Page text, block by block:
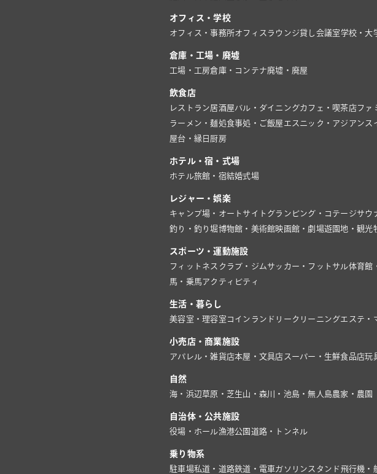
オフィス・学校
オフィス・事務所オフィスラウンジ貸し会議室学校・大
倉庫・工場・廃墟
工場・工房倉庫・コンテナ廃墟・廃屋
飲食店
レストラン居酒屋 バル・ダイニングカフェ・喫茶店ファ
ラーメン・麺処食事処・ご飯屋 エスニック・アジアン ス
屋台・縁日 厨房
ホテル・宿・式場
ホテル旅館・宿結婚式場
レジャー・娯楽
キャンプ場・オートサイト グランピング・コテージサウ
釣り・釣り堀博物館・美術館映画館・劇場遊園地・観光
スポーツ・運動施設
フィットネスクラブ・ジム サッカー・フットサル体育館
馬・乗馬アクティビティ
生活・暮らし
美容室・理容室 コインランドリー クリーニングエステ・
小売店・商業施設
アパレル・雑貨店本屋・文具店 スーパー・生鮮食品店玩
自然
海・浜辺草原・芝生山・森川・池 島・無人島農家・農園
自治体・公共施設
役場・ホール漁港公園 道路・トンネル
乗り物系
駐車場私道・道路鉄道・電車ガソリンスタンド 飛行機・